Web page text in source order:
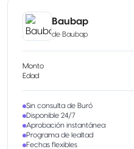
Baubap
de Baubap
Monto
Edad
Sin consulta de Buró
Disponible 24/7
Aprobación instantánea
Programa de lealtad
Fechas flexibles